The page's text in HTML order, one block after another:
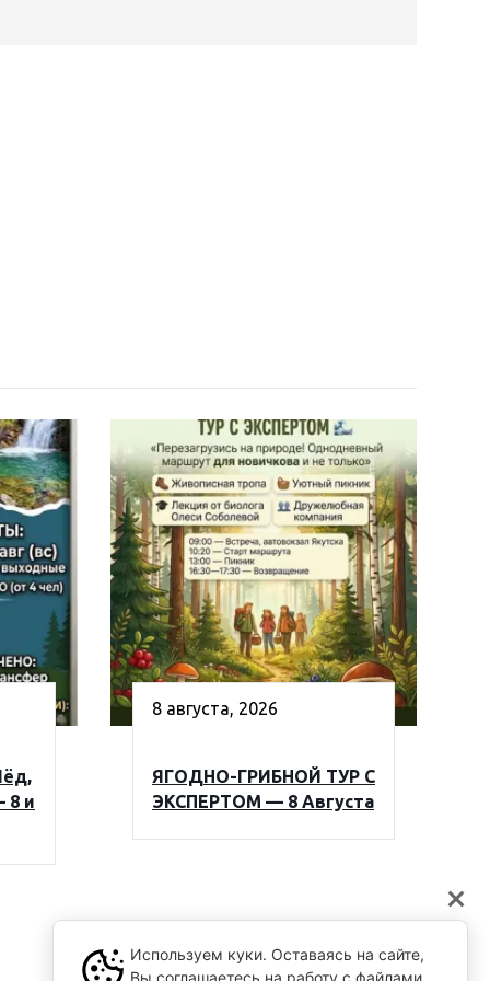
8 и
8 августа, 2026
ЯГОДНО-ГРИБНОЙ ТУР С
ЭКСПЕРТОМ — 8 Августа
Используем куки. Оставаясь на сайте,
Вы соглашаетесь на работу с файлами